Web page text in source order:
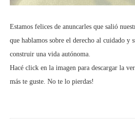
Estamos felices de anuncarles que salió
que hablamos sobre el derecho al cuidado y
construir una vida autónoma.
Hacé click en la imagen para descargar la
más te guste. No te lo pierdas!